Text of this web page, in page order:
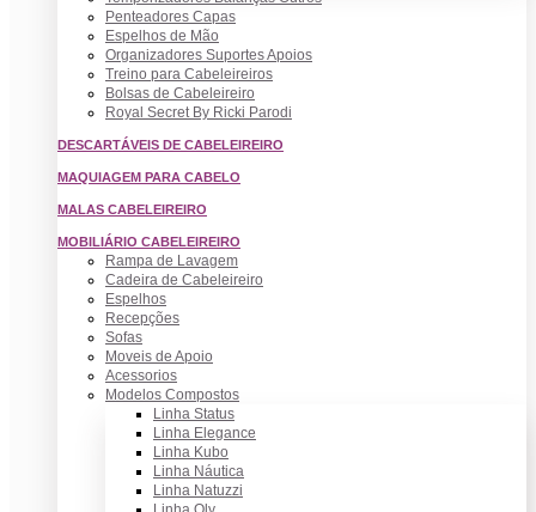
Penteadores Capas
Espelhos de Mão
Organizadores Suportes Apoios
Treino para Cabeleireiros
Bolsas de Cabeleireiro
Royal Secret By Ricki Parodi
DESCARTÁVEIS DE CABELEIREIRO
MAQUIAGEM PARA CABELO
MALAS CABELEIREIRO
MOBILIÁRIO CABELEIREIRO
Rampa de Lavagem
Cadeira de Cabeleireiro
Espelhos
Recepções
Sofas
Moveis de Apoio
Acessorios
Modelos Compostos
Linha Status
Linha Elegance
Linha Kubo
Linha Náutica
Linha Natuzzi